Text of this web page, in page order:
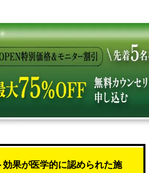
効果が医学的に認められた施